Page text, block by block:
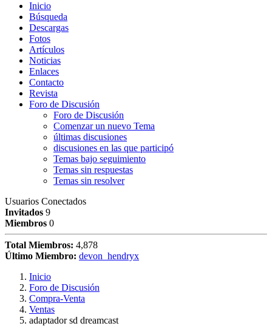
Inicio
Búsqueda
Descargas
Fotos
Artículos
Noticias
Enlaces
Contacto
Revista
Foro de Discusión
Foro de Discusión
Comenzar un nuevo Tema
últimas discusiones
discusiones en las que participó
Temas bajo seguimiento
Temas sin respuestas
Temas sin resolver
Usuarios Conectados
Invitados 9
Miembros 0
Total Miembros: 4,878
Último Miembro: devon_hendryx
Inicio
Foro de Discusión
Compra-Venta
Ventas
adaptador sd dreamcast